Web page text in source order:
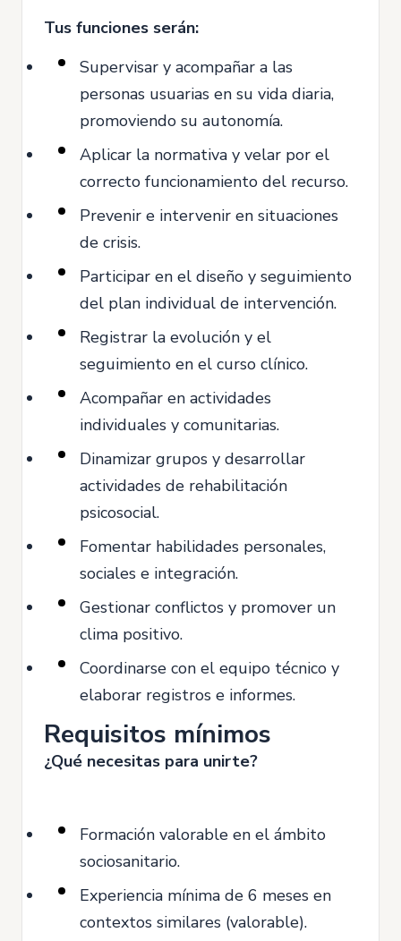
Tus funciones serán:
Supervisar y acompañar a las
personas usuarias en su vida diaria,
promoviendo su autonomía.
Aplicar la normativa y velar por el
correcto funcionamiento del recurso.
Prevenir e intervenir en situaciones
de crisis.
Participar en el diseño y seguimiento
del plan individual de intervención.
Registrar la evolución y el
seguimiento en el curso clínico.
Acompañar en actividades
individuales y comunitarias.
Dinamizar grupos y desarrollar
actividades de rehabilitación
psicosocial.
Fomentar habilidades personales,
sociales e integración.
Gestionar conflictos y promover un
clima positivo.
Coordinarse con el equipo técnico y
elaborar registros e informes.
Requisitos mínimos
¿Qué necesitas para unirte?
Formación valorable en el ámbito
sociosanitario.
Experiencia mínima de 6 meses en
contextos similares (valorable).